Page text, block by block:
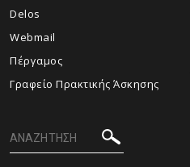
Delos
Webmail
Πέργαμος
Γραφείο Πρακτικής Άσκησης